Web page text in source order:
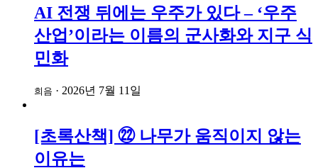
AI 전쟁 뒤에는 우주가 있다 – ‘우주
산업’이라는 이름의 군사화와 지구 식
민화
희음 · 2026년 7월 11일
[초록산책] ㉒ 나무가 움직이지 않는
이유는